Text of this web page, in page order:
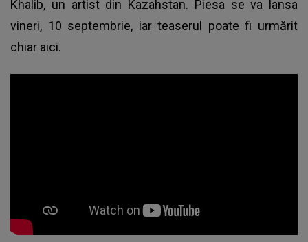
Khalib, un artist din Kazahstan. Piesa se va lansa
vineri, 10 septembrie, iar teaserul poate fi urmărit
chiar aici.